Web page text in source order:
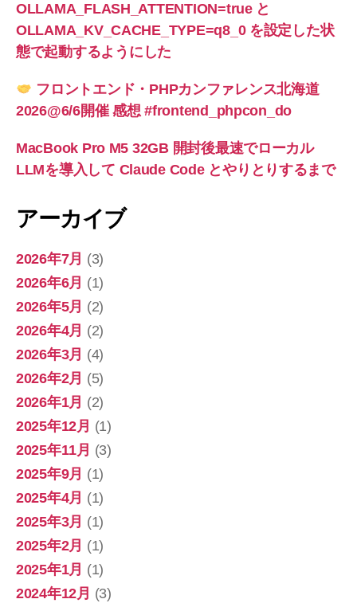
OLLAMA_FLASH_ATTENTION=true と
OLLAMA_KV_CACHE_TYPE=q8_0 を設定した状
態で起動するようにした
フロントエンド・PHPカンファレンス北海道
2026@6/6開催 感想 #frontend_phpcon_do
MacBook Pro M5 32GB 開封後最速でローカル
LLMを導入して Claude Code とやりとりするまで
アーカイブ
2026年7月 (3)
2026年6月 (1)
2026年5月 (2)
2026年4月 (2)
2026年3月 (4)
2026年2月 (5)
2026年1月 (2)
2025年12月 (1)
2025年11月 (3)
2025年9月 (1)
2025年4月 (1)
2025年3月 (1)
2025年2月 (1)
2025年1月 (1)
2024年12月 (3)